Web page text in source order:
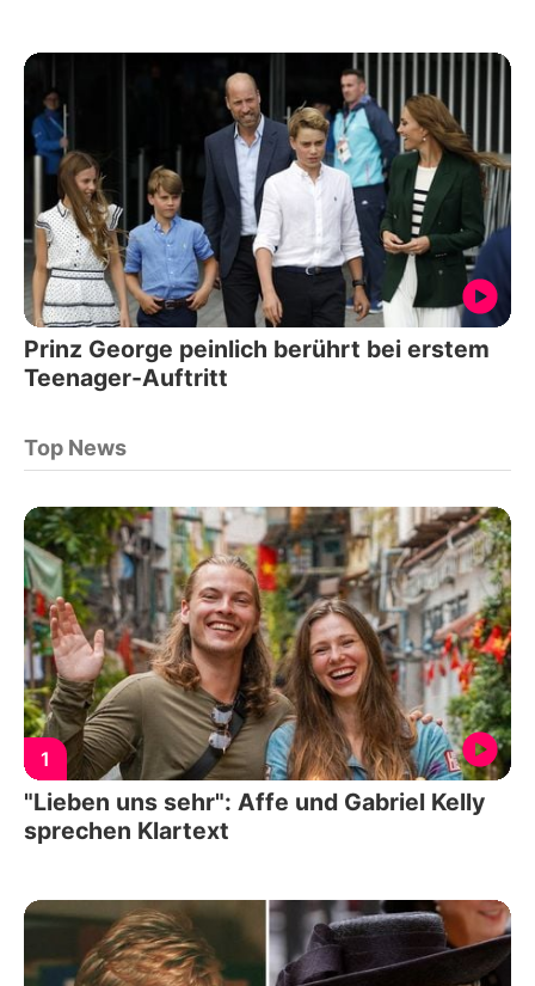
Prinz George peinlich berührt bei erstem
Teenager-Auftritt
Top News
1
"Lieben uns sehr": Affe und Gabriel Kelly
sprechen Klartext